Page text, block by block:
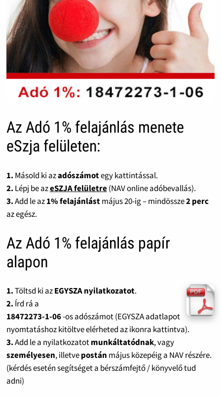
Az Adó 1% felajánlás menete
eSzja felületen:
1. Másold ki azadószámotegy kattintással.
2. Lépj be azeSZJA felületre(NAV online adóbevallás).
3.Add le az1% felajánlástmájus 20-ig – mindössze2 perc
az egész.
Az Adó 1% felajánlás papír
alapon
1.Töltsd ki azEGYSZA nyilatkozatot.
2. Írd rá a
18472273-1-06-os adószámot (EGYSZA adatlapot
nyomtatáshoz kitöltve elérheted az ikonra kattintva).
3.Add le a nyilatkozatotmunkáltatódnak, vagy
személyesen, illetvepostán május közepéig a NAV részére.
(kérdés esetén segítséget a bérszámfejtő / könyvelő tud
adni)